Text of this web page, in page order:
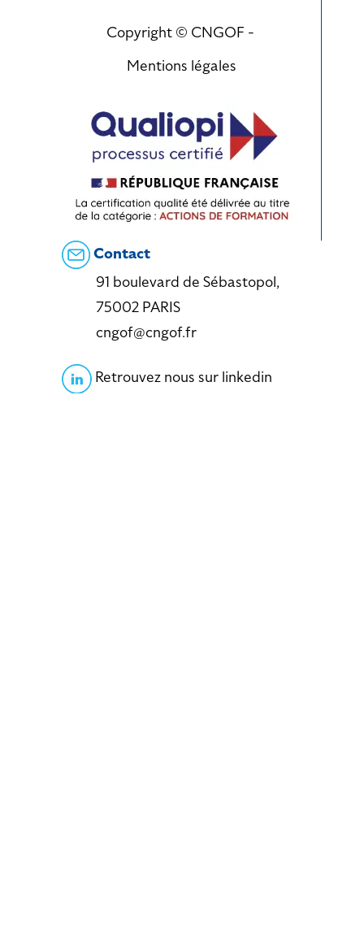
Copyright © CNGOF -
Mentions légales
Contact
91 boulevard de Sébastopol,
75002 PARIS
cngof@cngof.fr
Retrouvez nous sur linkedin